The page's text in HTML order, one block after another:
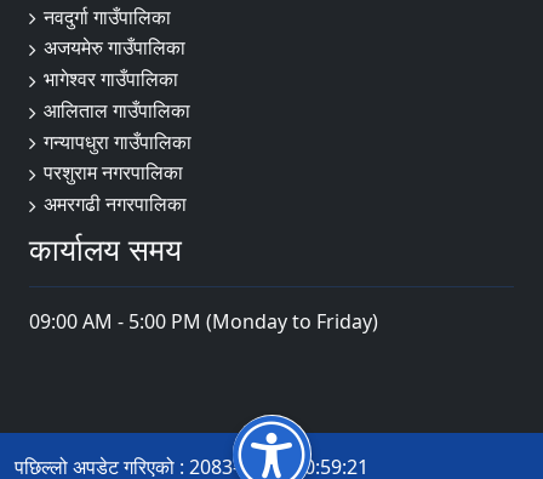
नवदुर्गा गाउँपालिका
अजयमेरु गाउँपालिका
भागेश्वर गाउँपालिका
आलिताल गाउँपालिका
गन्यापधुरा गाउँपालिका
परशुराम नगरपालिका
अमरगढी नगरपालिका
कार्यालय समय
09:00 AM - 5:00 PM (Monday to Friday)
पछिल्लो अपडेट गरिएको : 2083-04-14 10:59:21